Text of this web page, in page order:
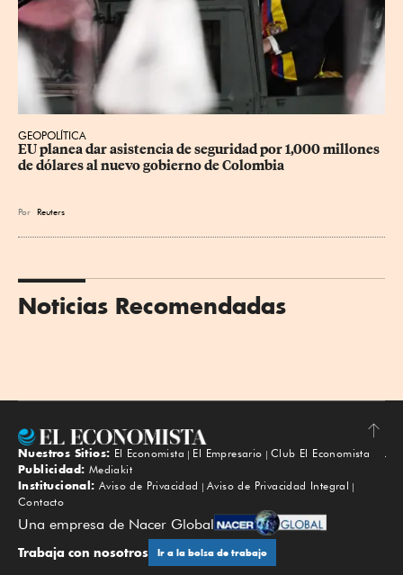
GEOPOLÍTICA
EU planea dar asistencia de seguridad por 1,000 millones
de dólares al nuevo gobierno de Colombia
Por Reuters
Noticias Recomendadas
Subir
Nuestros Sitios: El Economista El Empresario
Club El Economista
Publicidad: Mediakit
Institucional: Aviso de Privacidad
Aviso de Privacidad Integral
Contacto
Una empresa de Nacer Global
Trabaja con nosotros Ir a la bolsa de trabajo